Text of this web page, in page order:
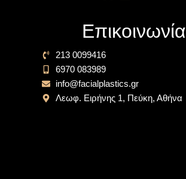
Επικοινωνία
213 0099416
6970 083989
info@facialplastics.gr
Λεωφ. Ειρήνης 1, Πεύκη, Αθήνα